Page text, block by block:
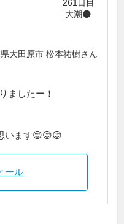
261日目
大潮🌑
大田原市 松本祐樹さん
ましたー！
います😊😊😊
ール